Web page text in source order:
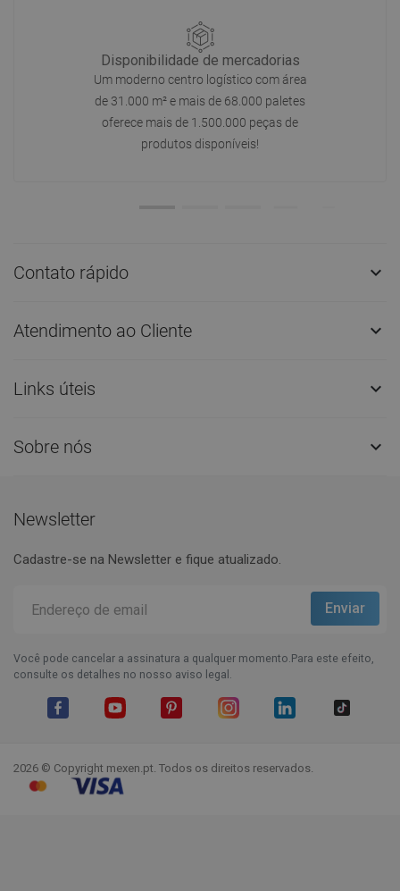
Disponibilidade de mercadorias
Um moderno centro logístico com área
de 31.000 m² e mais de 68.000 paletes
oferece mais de 1.500.000 peças de
produtos disponíveis!
Contato rápido 
Atendimento ao Cliente 
Links úteis 
Sobre nós 
Newsletter
Cadastre-se na Newsletter e fique atualizado.
Você pode cancelar a assinatura a qualquer momento.Para este efeito,
consulte os detalhes no nosso aviso legal.
2026 © Copyright mexen.pt. Todos os direitos reservados.